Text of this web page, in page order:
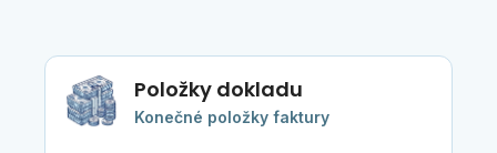
Položky dokladu
Konečné položky faktury